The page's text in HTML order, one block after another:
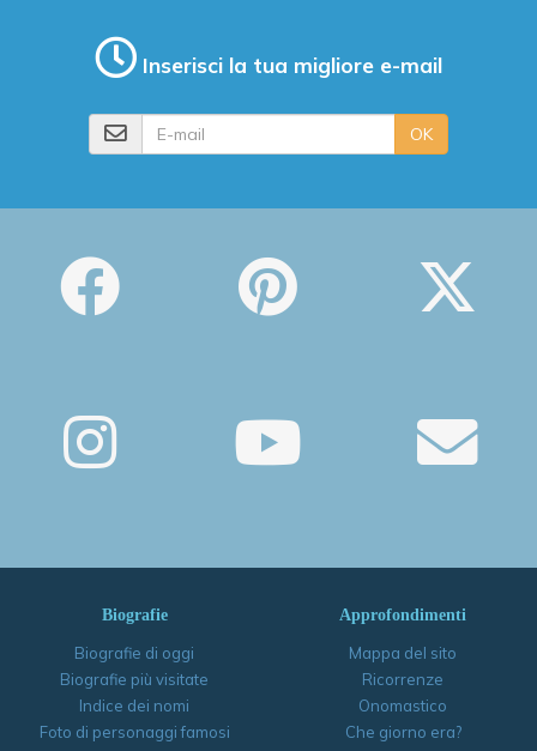
Inserisci la tua migliore e-mail
OK
Biografie
Biografie di oggi
Biografie più visitate
Indice dei nomi
Foto di personaggi famosi
Approfondimenti
Mappa del sito
Ricorrenze
Onomastico
Che giorno era?